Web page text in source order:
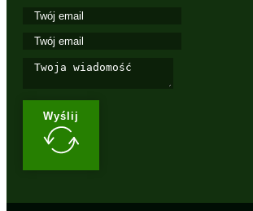
Wyślij